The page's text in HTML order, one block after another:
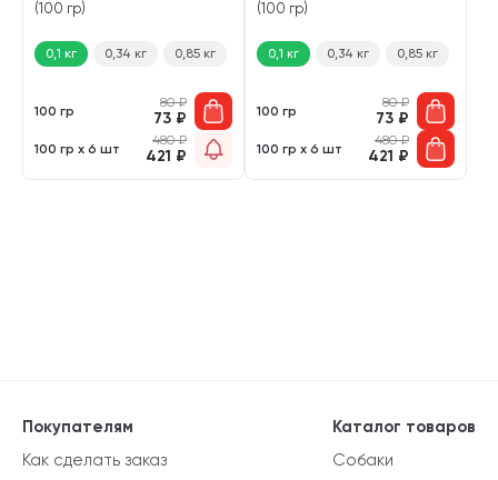
(100 гр)
0,1 кг 0,34 кг 0,85 кг
100 гр
80₽
73 ₽
100 гр х 6 шт
480₽
421 ₽
(100 гр)
0,1 кг 0,34 кг 0,85 кг
100 гр
80₽
73 ₽
100 гр х 6 шт
480₽
421 ₽
Каталог товаров
Собаки
Покупателям
Как сделать заказ